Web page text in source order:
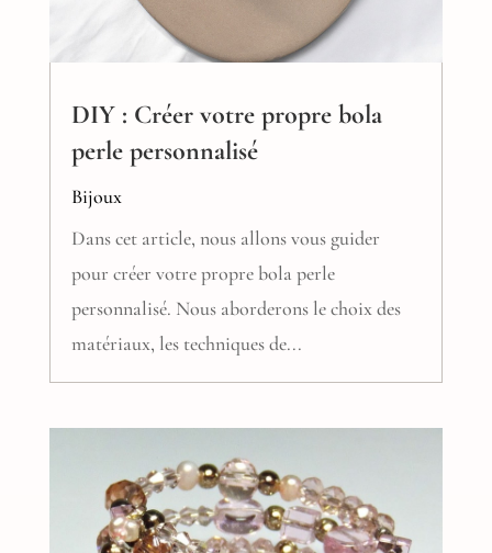
DIY : Créer votre propre bola
perle personnalisé
Bijoux
Dans cet article, nous allons vous guider
pour créer votre propre bola perle
personnalisé. Nous aborderons le choix des
matériaux, les techniques de...